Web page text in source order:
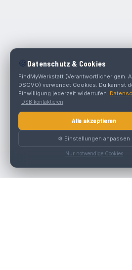
🍪 Datenschutz & Cookies
FindMyWerkstatt (Verantwortlicher gem.
DSGVO) verwendet Cookies. Du kannst
Einwilligung jederzeit widerrufen.
· DSB kontaktieren
Alle akzeptieren
⚙️ Einstellungen anpassen
Nur notwendige Cookies